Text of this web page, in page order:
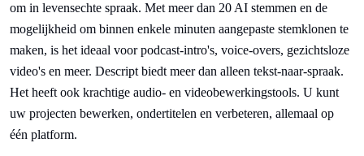
om in levensechte spraak. Met meer dan 20 AI stemmen en de
mogelijkheid om binnen enkele minuten aangepaste stemklonen te
maken, is het ideaal voor podcast-intro's, voice-overs, gezichtsloze
video's en meer. Descript biedt meer dan alleen tekst-naar-spraak.
Het heeft ook krachtige audio- en videobewerkingstools. U kunt
uw projecten bewerken, ondertitelen en verbeteren, allemaal op
één platform.